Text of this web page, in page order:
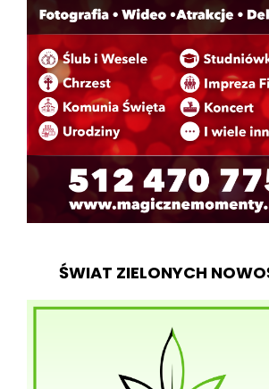
ŚWIAT ZIELONYCH